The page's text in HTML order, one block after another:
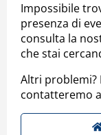
Impossibile
presenza di
consulta la
che stai
Altri problemi?
contatteremo